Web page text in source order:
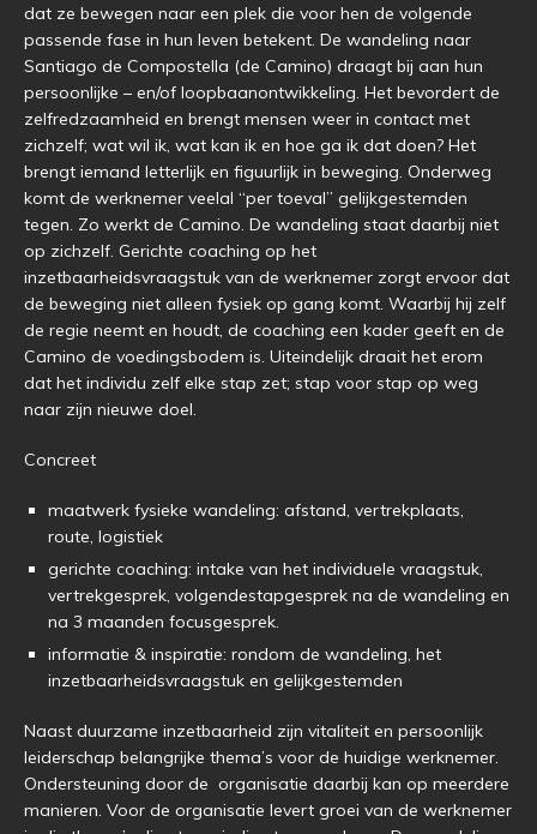
dat ze bewegen naar een plek die voor hen de volgende
passende fase in hun leven betekent. De wandeling naar
Santiago de Compostella (de Camino) draagt bij aan hun
persoonlijke – en/of loopbaanontwikkeling. Het bevordert de
zelfredzaamheid en brengt mensen weer in contact met
zichzelf; wat wil ik, wat kan ik en hoe ga ik dat doen? Het
brengt iemand letterlijk en figuurlijk in beweging. Onderweg
komt de werknemer veelal “per toeval” gelijkgestemden
tegen. Zo werkt de Camino. De wandeling staat daarbij niet
op zichzelf. Gerichte coaching op het
inzetbaarheidsvraagstuk van de werknemer zorgt ervoor dat
de beweging niet alleen fysiek op gang komt. Waarbij hij zelf
de regie neemt en houdt, de coaching een kader geeft en de
Camino de voedingsbodem is. Uiteindelijk draait het erom
dat het individu zelf elke stap zet; stap voor stap op weg
naar zijn nieuwe doel.
Concreet
maatwerk fysieke wandeling: afstand, vertrekplaats,
route, logistiek
gerichte coaching: intake van het individuele vraagstuk,
vertrekgesprek, volgendestapgesprek na de wandeling en
na 3 maanden focusgesprek.
informatie & inspiratie: rondom de wandeling, het
inzetbaarheidsvraagstuk en gelijkgestemden
Naast duurzame inzetbaarheid zijn vitaliteit en persoonlijk
leiderschap belangrijke thema’s voor de huidige werknemer.
Ondersteuning door de organisatie daarbij kan op meerdere
manieren. Voor de organisatie levert groei van de werknemer